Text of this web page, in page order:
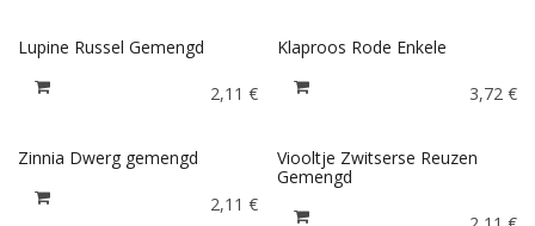
Lupine Russel Gemengd
2,11 €
Klaproos Rode Enkele
3,72€
Zinnia Dwerg gemengd
2,11 €
Viooltje Zwitserse Reuzen
Gemengd